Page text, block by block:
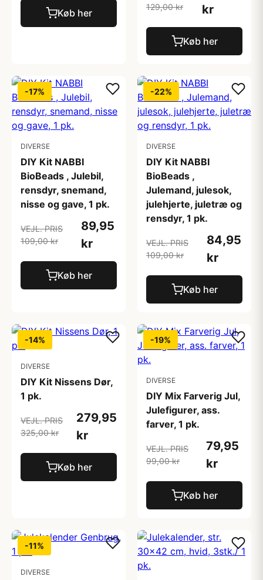
Køb her
129,00 kr
kr
Køb her
-17%
DIVERSE
DIY Kit NABBI
BioBeads , Julebil,
rensdyr, snemand,
nisse og gave, 1 pk.
VEJL. PRIS
109,00 kr
89,95
kr
Køb her
-22%
DIVERSE
DIY Kit NABBI
BioBeads ,
Julemand, julesok,
julehjerte, juletræ og
rensdyr, 1 pk.
VEJL. PRIS
109,00 kr
84,95
kr
Køb her
-14%
DIVERSE
DIY Kit Nissens Dør,
1 pk.
VEJL. PRIS
325,00 kr
279,95
kr
Køb her
-19%
DIVERSE
DIY Mix Farverig Jul,
Julefigurer, ass.
farver, 1 pk.
VEJL. PRIS
99,00 kr
79,95
kr
Køb her
-11%
DIVERSE